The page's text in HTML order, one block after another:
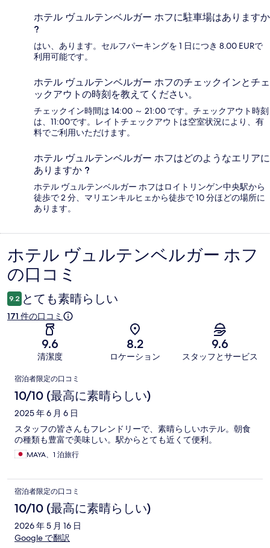
ホテル ヴュルテンベルガー ホフに駐車場はありますか
?
はい、あります。セルフパーキングを 1 日につき 8.00 EURで
利用可能です。
ホテル ヴュルテンベルガー ホフのチェックインとチェ
ックアウトの時刻を教えてください。
チェックイン時間は 14:00 ～ 21:00 です。チェックアウト時刻
は、11:00です。レイトチェックアウトは空室状況により、有
料でご利用いただけます。
ホテル ヴュルテンベルガー ホフはどのようなエリアに
ありますか ?
ホテル ヴュルテンベルガー ホフはロイトリンゲン中央駅から
徒歩で 2 分、マリエンキルヒェから徒歩で 10 分ほどの場所に
あります。
口
コ
ミ
ホテル ヴュルテンベルガー ホフ
の口コミ
9.2 とても素晴らしい
171 件の口コミ
9.6
清潔度
8.2
ロケーション
9.6
スタッフとサービス
口
コ
ミ
宿泊者限定の口コミ
10/10 (最高に素晴らしい)
2025 年 6 月 6 日
スタッフの皆さんもフレンドリーで、素晴らしいホテル。朝食
の種類も豊富で美味しい。駅からとても近くて便利。
MAYA、1 泊旅行
宿泊者限定の口コミ
10/10 (最高に素晴らしい)
2026 年 5 月 16 日
Google で翻訳